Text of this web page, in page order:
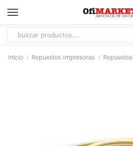
Inicio Repuestos Impresoras Repuestos